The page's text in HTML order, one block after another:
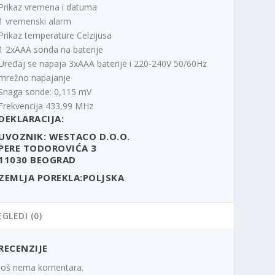
vremena i datuma
vremenski alarm
temperature Celzijusa
2xAAA sonda na baterije
se napaja 3xAAA baterije i 220-240V 50/60Hz
napajanje
sonde: 0,115 mV
433,99 MHz
WESTACO D.O.O.
TODOROVIĆA 3
BEOGRAD
POREKLA:POLJSKA
(0)
nema komentara.